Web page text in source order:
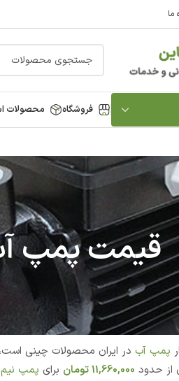
ما
فروشگاه محصولات
قیمت پمپ آب
پمپ آب در ایران محصولات چینی
از حدود 11,660,000تومان برای پمپ